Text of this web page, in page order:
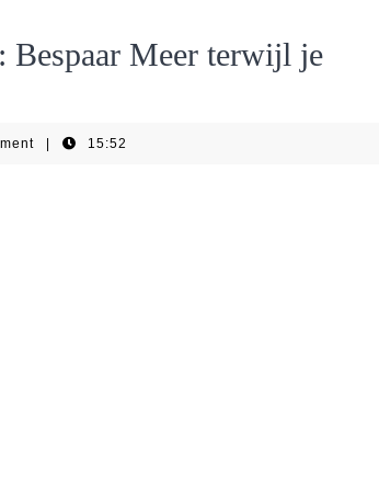
Bespaar Meer terwijl je
15:52